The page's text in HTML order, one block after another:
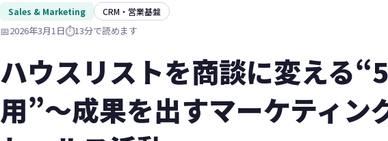
Sales & Marketing CRM・営業基盤
📅2026年3月1日⏱️13分で読めます
ハウスリストを商談に変える
用”〜成果を出すマーケティン